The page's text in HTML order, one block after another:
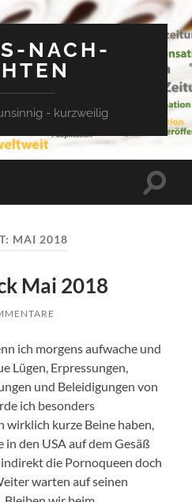
NACH-
- kurzweilig
MAI 2018
Mai 2018
ich morgens aufwache und
Lügen, Erpressungen,
und Beleidigungen von
ich besonders
wirklich kurze Beine haben,
den USA auf dem Gesäß
die Pornoqueen doch
warten auf seinen